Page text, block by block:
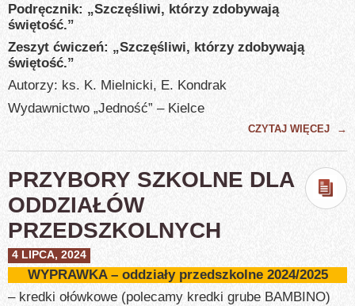
Podręcznik: „Szczęśliwi, którzy zdobywają
świętość.”
Zeszyt ćwiczeń: „Szczęśliwi, którzy zdobywają
świętość.”
Autorzy: ks. K. Mielnicki, E. Kondrak
Wydawnictwo „Jedność” – Kielce
CZYTAJ WIĘCEJ →
PRZYBORY SZKOLNE DLA
ODDZIAŁÓW
PRZEDSZKOLNYCH
4 LIPCA, 2024
WYPRAWKA – oddziały przedszkolne 2024/2025
– kredki ołówkowe (polecamy kredki grube BAMBINO)